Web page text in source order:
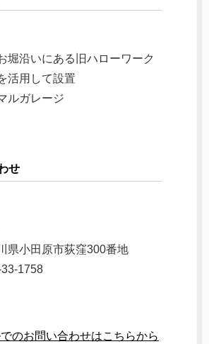
堀沿いにある旧ハローワーク
活用して設置
ルガレージ
せ
小田原市荻窪300番地
1758
でのお問い合わせはこちらから